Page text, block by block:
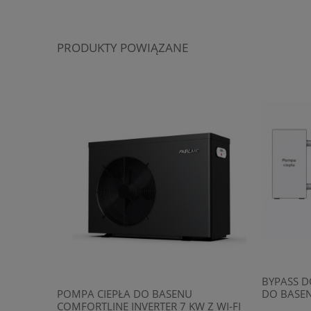
PRODUKTY POWIĄZANE
POMPA CIEPŁA DO BASENU
COMFORTLINE INVERTER 7 KW Z WI-FI
BYPASS
DO